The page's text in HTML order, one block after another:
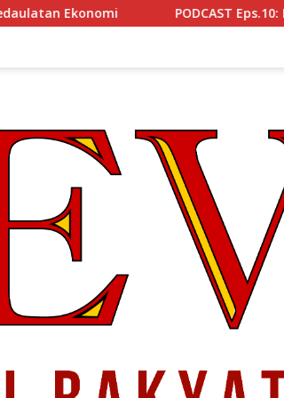
PODCAST Eps.10: Partisipasi